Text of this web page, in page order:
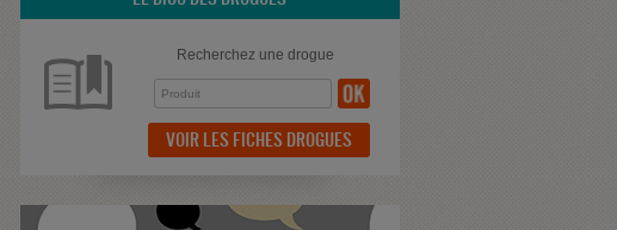
Recherchez une drogue
VOIR LES FICHES DROGUES